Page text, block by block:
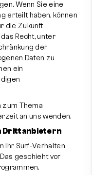
Wenn Sie eine
erteilt haben, können
die Zukunft
Recht, unter
der
Daten zu
ein
zum Thema
an uns wenden.
Dritt­anbietern
Ihr Surf-Verhalten
geschieht vor